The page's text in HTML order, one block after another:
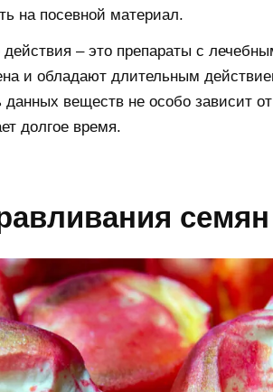
на посевной материал.
действия – это препараты с
и обладают длительным
веществ не особо зависит
долгое время.
семян